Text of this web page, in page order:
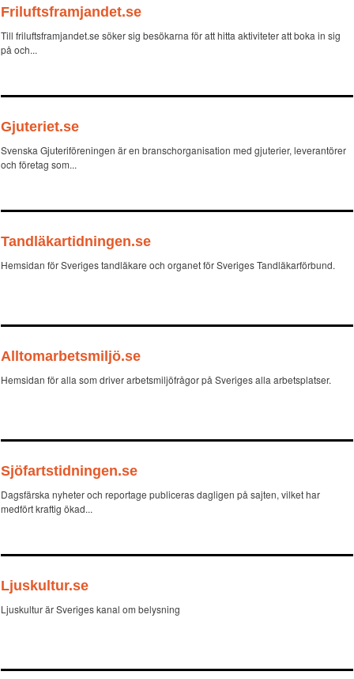
Friluftsframjandet.se
Till friluftsframjandet.se söker sig besökarna för att hitta aktiviteter att boka in sig
på och...
Gjuteriet.se
Svenska Gjuteriföreningen är en branschorganisation med gjuterier, leverantörer
och företag som...
Tandläkartidningen.se
Hemsidan för Sveriges tandläkare och organet för Sveriges Tandläkarförbund.
Alltomarbetsmiljö.se
Hemsidan för alla som driver arbetsmiljöfrågor på Sveriges alla arbetsplatser.
Sjöfartstidningen.se
Dagsfärska nyheter och reportage publiceras dagligen på sajten, vilket har
medfört kraftig ökad...
Ljuskultur.se
Ljuskultur är Sveriges kanal om belysning